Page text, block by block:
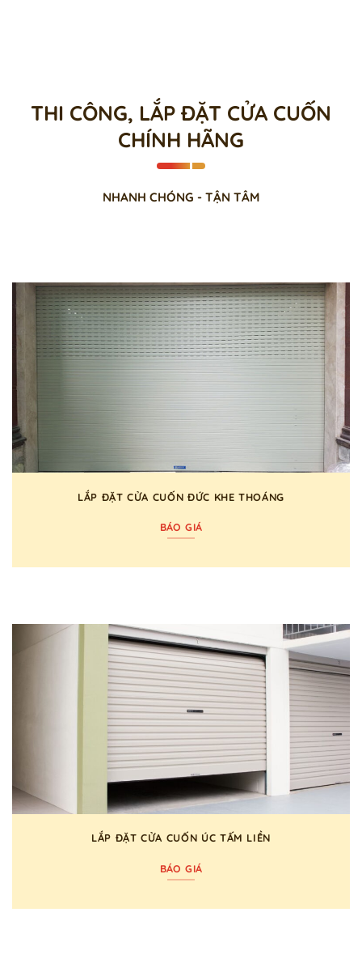
THI CÔNG, LẮP ĐẶT CỬA CUỐN
CHÍNH HÃNG
NHANH CHÓNG - TẬN TÂM
LẮP ĐẶT CỬA CUỐN ĐỨC KHE THOÁNG
BÁO GIÁ
LẮP ĐẶT CỬA CUỐN ÚC TẤM LIỀN
BÁO GIÁ